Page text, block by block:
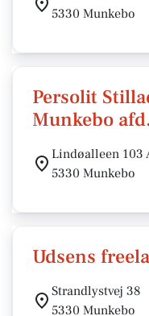
5330 Munkebo
Persolit
Munkebo
Lindøalleen 103
5330 Munkebo
Udsens
Strandlystvej 38
5330 Munkebo